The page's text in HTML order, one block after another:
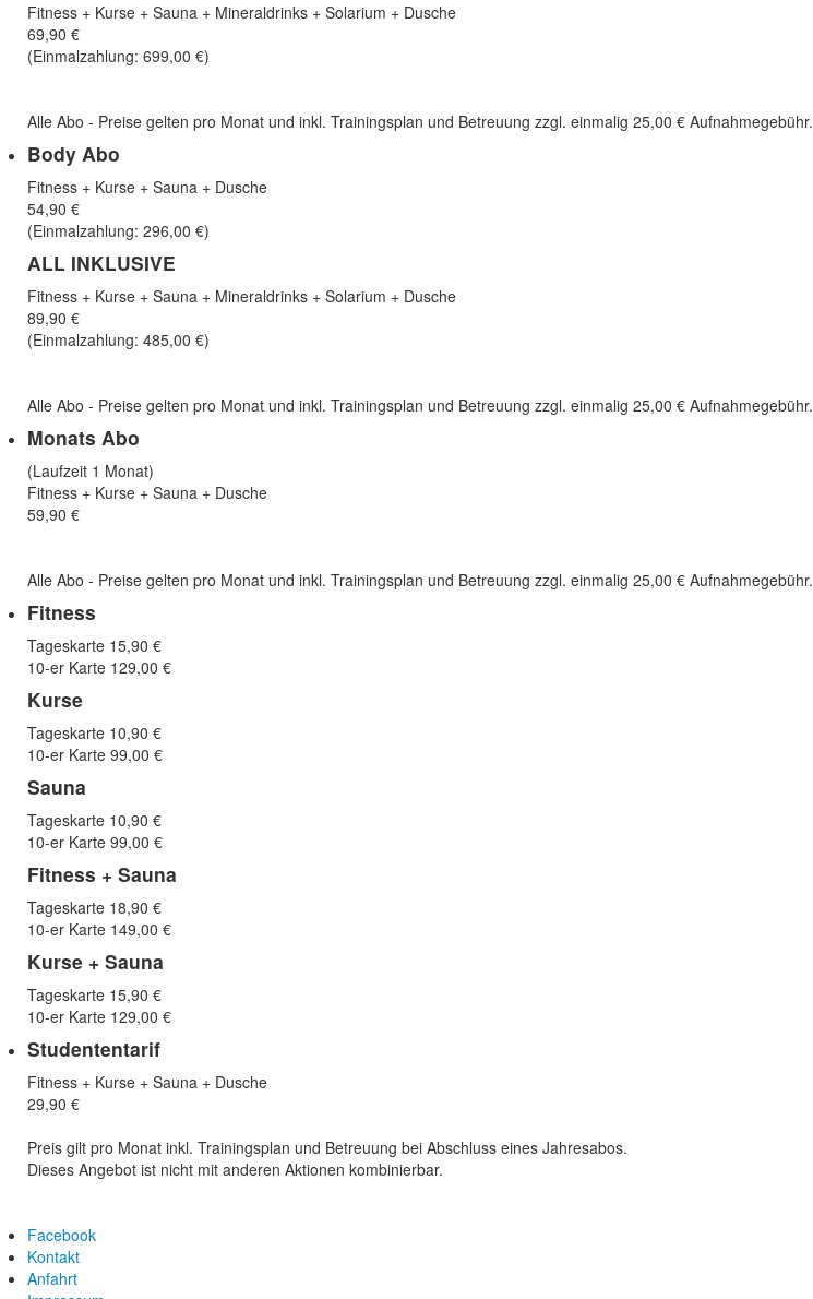
Fitness + Kurse + Sauna + Mineraldrinks + Solarium + Dusche
69,90 €
(Einmalzahlung: 699,00 €)
Alle Abo - Preise gelten pro Monat und inkl. Trainingsplan und Betreuung zzgl. einmalig 25,00 € Aufnahmegebühr.
Body Abo
Fitness + Kurse + Sauna + Dusche
54,90 €
(Einmalzahlung: 296,00 €)
ALL INKLUSIVE
Fitness + Kurse + Sauna + Mineraldrinks + Solarium + Dusche
89,90 €
(Einmalzahlung: 485,00 €)
Alle Abo - Preise gelten pro Monat und inkl. Trainingsplan und Betreuung zzgl. einmalig 25,00 € Aufnahmegebühr.
Monats Abo
(Laufzeit 1 Monat)
Fitness + Kurse + Sauna + Dusche
59,90 €
Alle Abo - Preise gelten pro Monat und inkl. Trainingsplan und Betreuung zzgl. einmalig 25,00 € Aufnahmegebühr.
Fitness
Tageskarte 15,90 €
10-er Karte 129,00 €
Kurse
Tageskarte 10,90 €
10-er Karte 99,00 €
Sauna
Tageskarte 10,90 €
10-er Karte 99,00 €
Fitness + Sauna
Tageskarte 18,90 €
10-er Karte 149,00 €
Kurse + Sauna
Tageskarte 15,90 €
10-er Karte 129,00 €
Studententarif
Fitness + Kurse + Sauna + Dusche
29,90 €
Preis gilt pro Monat inkl. Trainingsplan und Betreuung bei Abschluss eines Jahresabos.
Dieses Angebot ist nicht mit anderen Aktionen kombinierbar.
Facebook
Kontakt
Anfahrt